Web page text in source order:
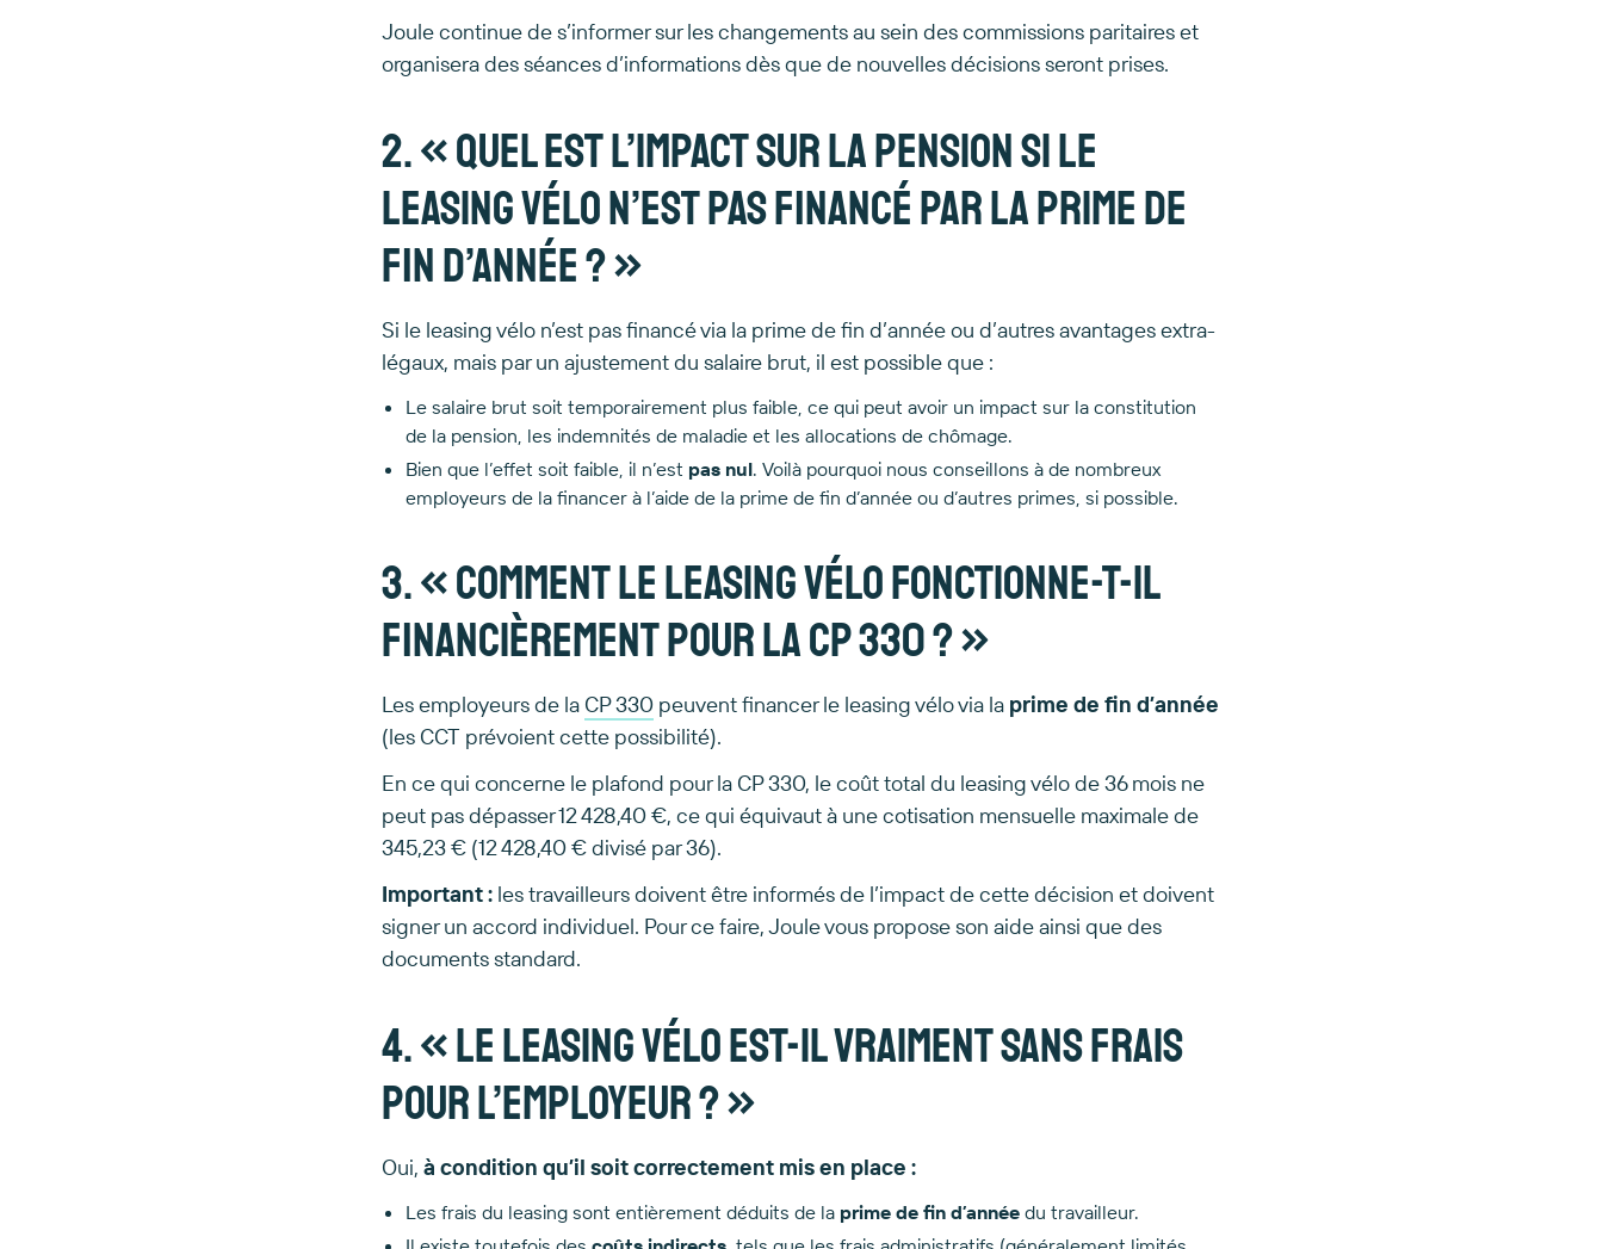
Joule continue de s’informer sur les changements au sein des commissions paritaires et
organisera des séances d’informations dès que de nouvelles décisions seront prises.
2. « Quel est l’impact sur la pension si le
leasing vélo n’est pas financé par la prime de
fin d’année ? »
Si le leasing vélo n’est pas financé via la prime de fin d’année ou d’autres avantages extra-
légaux, mais par un ajustement du salaire brut, il est possible que :
Le salaire brut soit temporairement plus faible, ce qui peut avoir un impact sur la constitution
de la pension, les indemnités de maladie et les allocations de chômage.
Bien que l’effet soit faible, il n’est pas nul. Voilà pourquoi nous conseillons à de nombreux
employeurs de la financer à l’aide de la prime de fin d’année ou d’autres primes, si possible.
3. « Comment le leasing vélo fonctionne-t-il
financièrement pour la CP 330 ? »
Les employeurs de la CP 330 peuvent financer le leasing vélo via la prime de fin d’année
(les CCT prévoient cette possibilité).
En ce qui concerne le plafond pour la CP 330, le coût total du leasing vélo de 36 mois ne
peut pas dépasser 12 428,40 €, ce qui équivaut à une cotisation mensuelle maximale de
345,23 € (12 428,40 € divisé par 36).
Important : les travailleurs doivent être informés de l’impact de cette décision et doivent
signer un accord individuel. Pour ce faire, Joule vous propose son aide ainsi que des
documents standard.
4. « Le leasing vélo est-il vraiment sans frais
pour l’employeur ? »
Oui, à condition qu’il soit correctement mis en place :
Les frais du leasing sont entièrement déduits de la prime de fin d’année du travailleur.